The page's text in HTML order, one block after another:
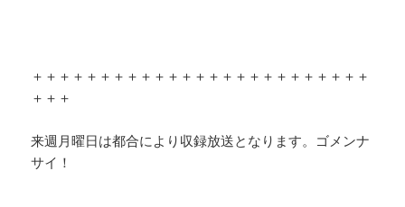
＋＋＋＋＋＋＋＋＋＋＋＋＋＋＋＋＋＋＋＋＋＋＋＋＋
＋＋＋
来週月曜日は都合により収録放送となります。ゴメンナ
サイ！